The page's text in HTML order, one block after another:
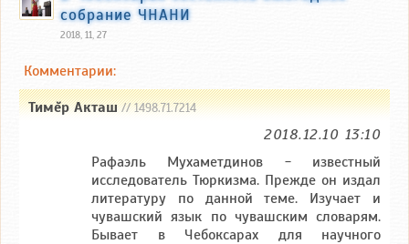
собрание ЧНАНИ
2018, 11, 27
Комментарии:
Тимĕр Акташ// 1498.71.7214
2018.12.10 13:10
Рафаэль Мухаметдинов - известный
исследователь Тюркизма. Прежде он издал
литературу по данной теме. Изучает и
чувашский язык по чувашским словарям.
Бывает в Чебоксарах для научного